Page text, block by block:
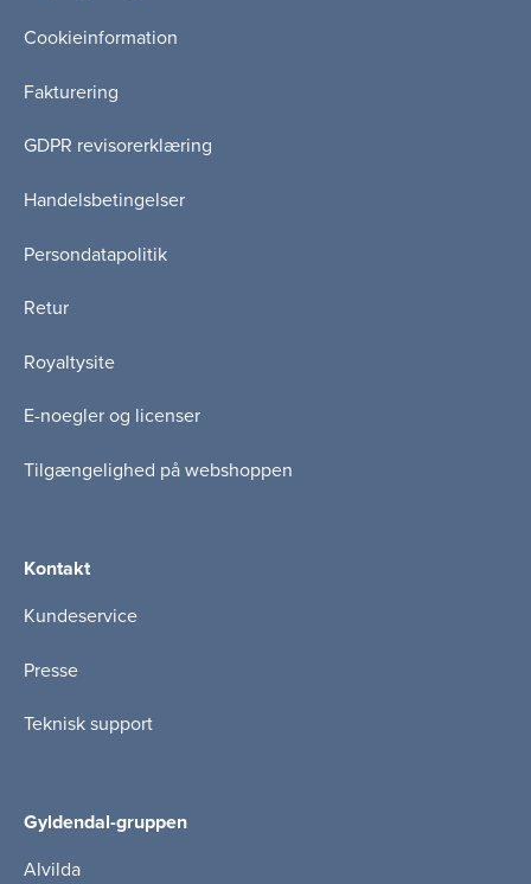
Cookieinformation
Fakturering
GDPR revisorerklæring
Handelsbetingelser
Persondatapolitik
Retur
Royaltysite
E-noegler og licenser
Tilgængelighed på webshoppen
Kontakt
Kundeservice
Presse
Teknisk support
Gyldendal-gruppen
Alvilda